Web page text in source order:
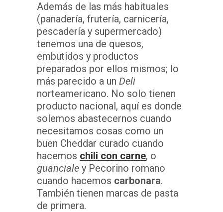
Además de las más habituales
(panadería, frutería, carnicería,
pescadería y supermercado)
tenemos una de quesos,
embutidos y productos
preparados por ellos mismos; lo
más parecido a un Deli
norteamericano. No solo tienen
producto nacional, aquí es donde
solemos abastecernos cuando
necesitamos cosas como un
buen Cheddar curado cuando
hacemos chili con carne, o
guanciale y Pecorino romano
cuando hacemos carbonara.
También tienen marcas de pasta
de primera.